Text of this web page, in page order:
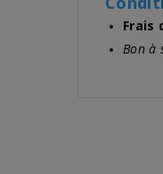
Frais
Bon à